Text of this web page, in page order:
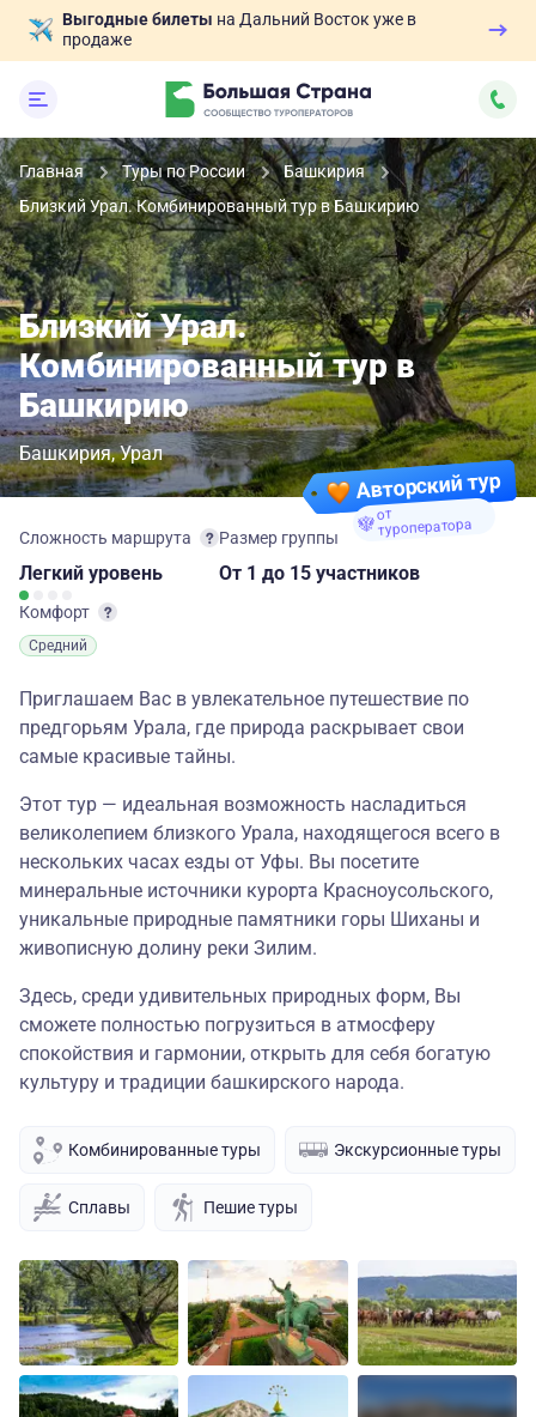
Выгодные билеты на Дальний Восток уже в
продаже
Главная Туры по России
Башкирия
Близкий Урал. Комбинированный тур в Башкирию
Авторский тур
от
туроператора
Близкий Урал.
Комбинированный тур в
Башкирию
Башкирия Урал
Сложность маршрута
Легкий уровень
Комфорт
Средний
Размер группы
От 1 до 15 участников
Приглашаем Вас в увлекательное путешествие по
предгорьям Урала, где природа раскрывает свои
самые красивые тайны.
Этот тур — идеальная возможность насладиться
великолепием близкого Урала, находящегося всего в
нескольких часах езды от Уфы. Вы посетите
минеральные источники курорта Красноусольского,
уникальные природные памятники горы Шиханы и
живописную долину реки Зилим.
Здесь, среди удивительных природных форм, Вы
сможете полностью погрузиться в атмосферу
спокойствия и гармонии, открыть для себя богатую
культуру и традиции башкирского народа.
Комбинированные туры Экскурсионные туры
Сплавы Пешие туры